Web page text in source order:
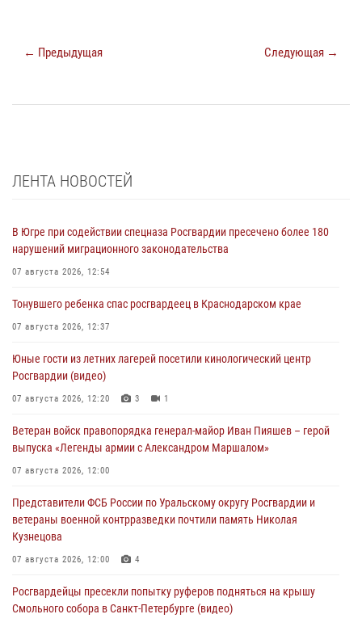
← Предыдущая Следующая →
ЛЕНТА НОВОСТЕЙ
В Югре при содействии спецназа Росгвардии пресечено более 180
нарушений миграционного законодательства
07 августа 2026, 12:54
Тонувшего ребенка спас росгвардеец в Краснодарском крае
07 августа 2026, 12:37
Юные гости из летних лагерей посетили кинологический центр
Росгвардии (видео)
07 августа 2026, 12:20 3 1
Ветеран войск правопорядка генерал-майор Иван Пияшев – герой
выпуска «Легенды армии с Александром Маршалом»
07 августа 2026, 12:00
Представители ФСБ России по Уральскому округу Росгвардии и
ветераны военной контрразведки почтили память Николая
Кузнецова
07 августа 2026, 12:00 4
Росгвардейцы пресекли попытку руферов подняться на крышу
Смольного собора в Санкт-Петербурге (видео)